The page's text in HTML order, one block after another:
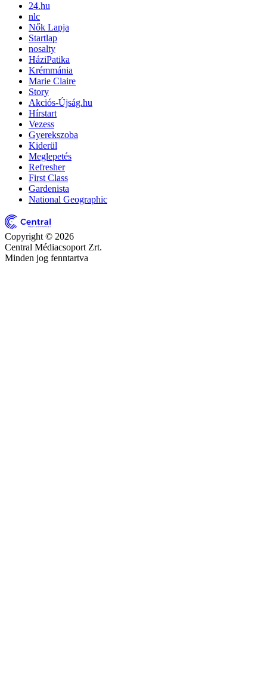
24.hu
nlc
Nők Lapja
Startlap
nosalty
HáziPatika
Krémmánia
Marie Claire
Story
Akciós-Újság.hu
Hírstart
Vezess
Gyerekszoba
Kiderül
Meglepetés
Refresher
First Class
Gardenista
National Geographic
Copyright © 2026
Central Médiacsoport Zrt.
Minden jog fenntartva